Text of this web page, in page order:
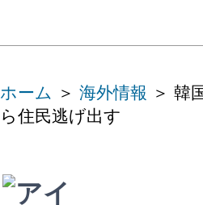
ホーム ＞ 海外情報 ＞ 韓
ら住民逃げ出す